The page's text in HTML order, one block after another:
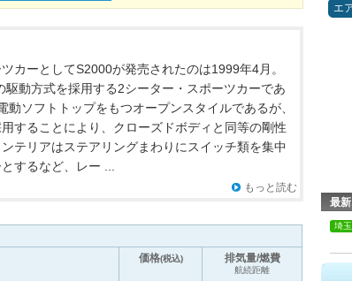
カーとしてS2000が発売されたのは1999年4月。
駆動方式を採用する2シーター・スポーツカーであ
動ソフトトップをもつオープンスタイルであるが、
することにより、クローズドボディと同等の剛性
テリアはステアリングまわりにスイッチ類を集中
するなど、レー ...
もっと読む
価格(税込) 排気量/燃費
航続距離
エ
最
埼